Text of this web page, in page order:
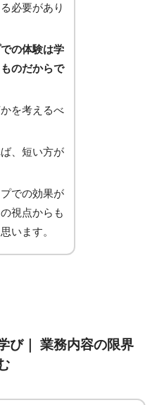
必要があり
の体験は学
のだからで
を考えるべ
、短い方が
での効果が
視点からも
います。
び｜ 業務内容の限界